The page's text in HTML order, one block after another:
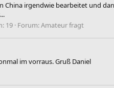
China irgendwie bearbeitet und
19 Forum:Amateur fragt
im vorraus. Gruß Daniel